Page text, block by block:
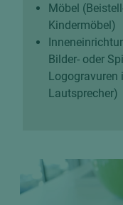
Möbel
Kindermöbel)
Bilder- oder
Logogravuren
Lautsprecher)